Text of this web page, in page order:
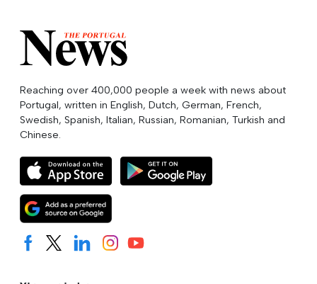
Reaching over 400,000 people a week with news about
Portugal, written in English, Dutch, German, French,
Swedish, Spanish, Italian, Russian, Romanian, Turkish and
Chinese.